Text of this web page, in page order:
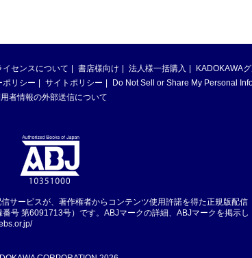
イセンスについて 書店様向け 法人様一括購入
KADOKAWA
ポリシー サイトポリシー
Do Not Sell or Share My Personal
者情報の外部送信について
サービスが、著作権者からコンテンツ使用許諾を得た正規版配信
号 第6091713号）です。ABJマークの詳細、ABJマークを掲示し